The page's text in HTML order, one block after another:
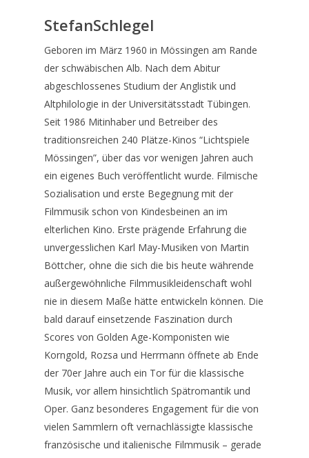
StefanSchlegel
Geboren im März 1960 in Mössingen am Rande
der schwäbischen Alb. Nach dem Abitur
abgeschlossenes Studium der Anglistik und
Altphilologie in der Universitätsstadt Tübingen.
Seit 1986 Mitinhaber und Betreiber des
traditionsreichen 240 Plätze-Kinos “Lichtspiele
Mössingen”, über das vor wenigen Jahren auch
ein eigenes Buch veröffentlicht wurde. Filmische
Sozialisation und erste Begegnung mit der
Filmmusik schon von Kindesbeinen an im
elterlichen Kino. Erste prägende Erfahrung die
unvergesslichen Karl May-Musiken von Martin
Böttcher, ohne die sich die bis heute währende
außergewöhnliche Filmmusikleidenschaft wohl
nie in diesem Maße hätte entwickeln können. Die
bald darauf einsetzende Faszination durch
Scores von Golden Age-Komponisten wie
Korngold, Rozsa und Herrmann öffnete ab Ende
der 70er Jahre auch ein Tor für die klassische
Musik, vor allem hinsichtlich Spätromantik und
Oper. Ganz besonderes Engagement für die von
vielen Sammlern oft vernachlässigte klassische
französische und italienische Filmmusik – gerade
News
Komponisten
Künstler
CDs
Wir über uns
Links
Home
Datenschutz
Kontakt